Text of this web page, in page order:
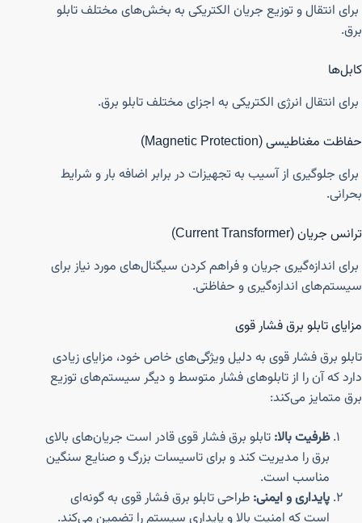
برای انتقال و توزیع جریان الکتریکی به بخش‌های مختلف تابلو
برق.
کابل‌ها
برای انتقال انرژی الکتریکی به اجزای مختلف تابلو برق.
حفاظت مغناطیسی (Magnetic Protection)
برای جلوگیری از آسیب به تجهیزات در برابر اضافه بار و شرایط
بحرانی.
ترانس جریان (Current Transformer)
برای اندازه‌گیری جریان و فراهم کردن سیگنال‌های مورد نیاز برای
سیستم‌های اندازه‌گیری و حفاظتی.
مزایای تابلو برق فشار قوی
تابلو برق فشار قوی به دلیل ویژگی‌های خاص خود، مزایای زیادی
دارد که آن را از تابلوهای فشار متوسط و دیگر سیستم‌های توزیع
برق متمایز می‌کند:
ظرفیت بالا: تابلو برق فشار قوی قادر است جریان‌های بالای
برق را مدیریت کند و برای تاسیسات بزرگ و صنایع سنگین
مناسب است.
پایداری و ایمنی: طراحی تابلو برق فشار قوی به گونه‌ای
است که امنیت بالا و پایداری سیستم را تضمین می‌کند.